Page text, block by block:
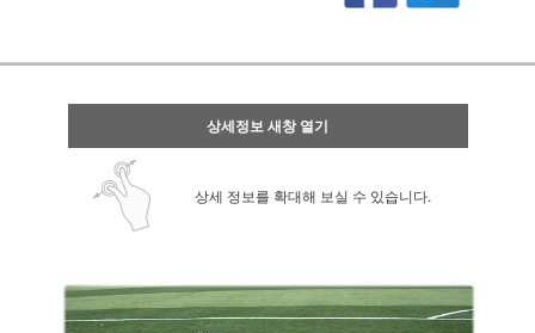
상세정보 새창 열기
상세 정보를 확대해 보실 수 있습니다.